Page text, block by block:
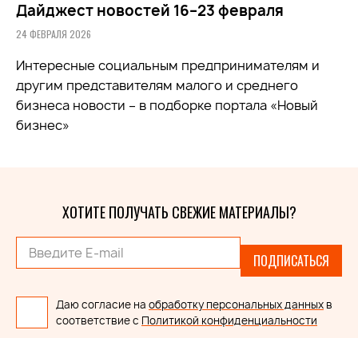
Дайджест новостей 16–23 февраля
24 ФЕВРАЛЯ 2026
Интересные социальным предпринимателям и
другим представителям малого и среднего
бизнеса новости – в подборке портала «Новый
бизнес»
ХОТИТЕ ПОЛУЧАТЬ СВЕЖИЕ МАТЕРИАЛЫ?
ПОДПИСАТЬСЯ
Даю согласие на обработку персональных данных в
соответствие с Политикой конфиденциальности